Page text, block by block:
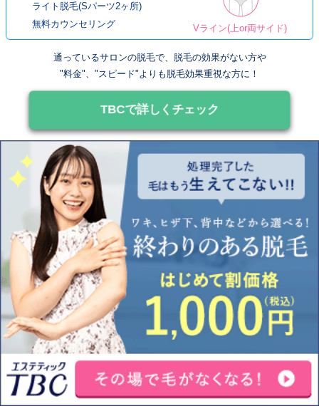
ライト脱毛(Sパーツ2ヶ所)
無料カウンセリング
Vライン(上or両サイド)
通っているサロンの脱毛で、脱毛の効果がない方や
"料金"、"スピード"よりも脱毛効果重視な方に！
TBCで詳しくチェック